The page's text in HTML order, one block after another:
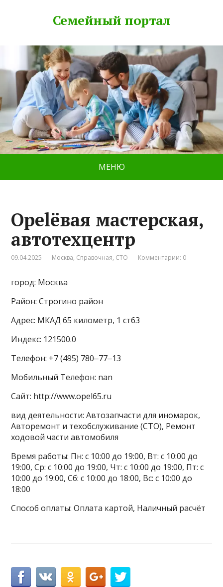
Семейный портал
МЕНЮ
Opelёвая мастерская,
автотехцентр
09.04.2025 Москва, Справочная, СТО Комментарии: 0
город: Москва
Район: Строгино район
Адрес: МКАД 65 километр, 1 ст63
Индекс: 121500.0
Телефон: +7 (495) 780‒77‒13
Мобильный Телефон: nan
Сайт: http://www.opel65.ru
вид деятельности: Автозапчасти для иномарок,
Авторемонт и техобслуживание (СТО), Ремонт
ходовой части автомобиля
Время работы: Пн: с 10:00 до 19:00, Вт: с 10:00 до
19:00, Ср: с 10:00 до 19:00, Чт: с 10:00 до 19:00, Пт: с
10:00 до 19:00, Сб: с 10:00 до 18:00, Вс: с 10:00 до
18:00
Способ оплаты: Оплата картой, Наличный расчёт